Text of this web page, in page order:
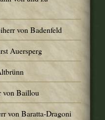
von Badenfeld
Auersperg
von Baillou
von Baratta-Dragoni